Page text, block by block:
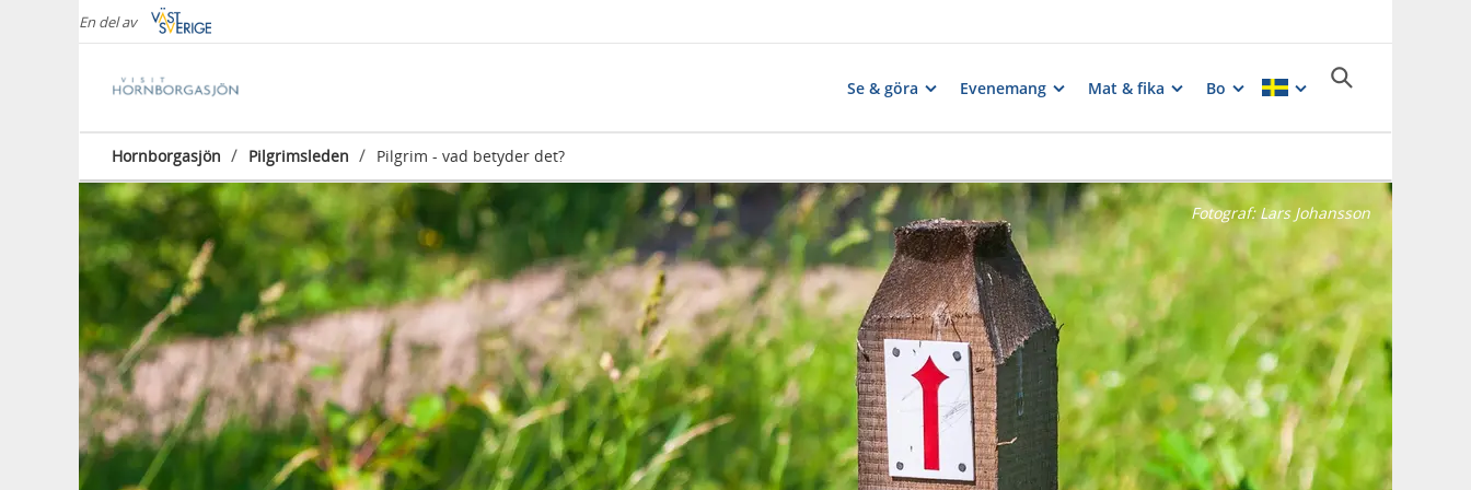
En del av
Se & göra Evenemang Mat & fika Bo
Hornborgasjön / Pilgrimsleden / Pilgrim - vad betyder det?
Fotograf:Lars Johansson